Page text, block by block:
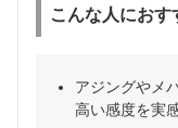
こんな人におす
アジングやメ
高い感度を実